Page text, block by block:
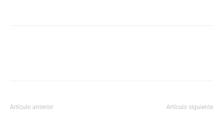
Artículo anterior Artículo siguiente